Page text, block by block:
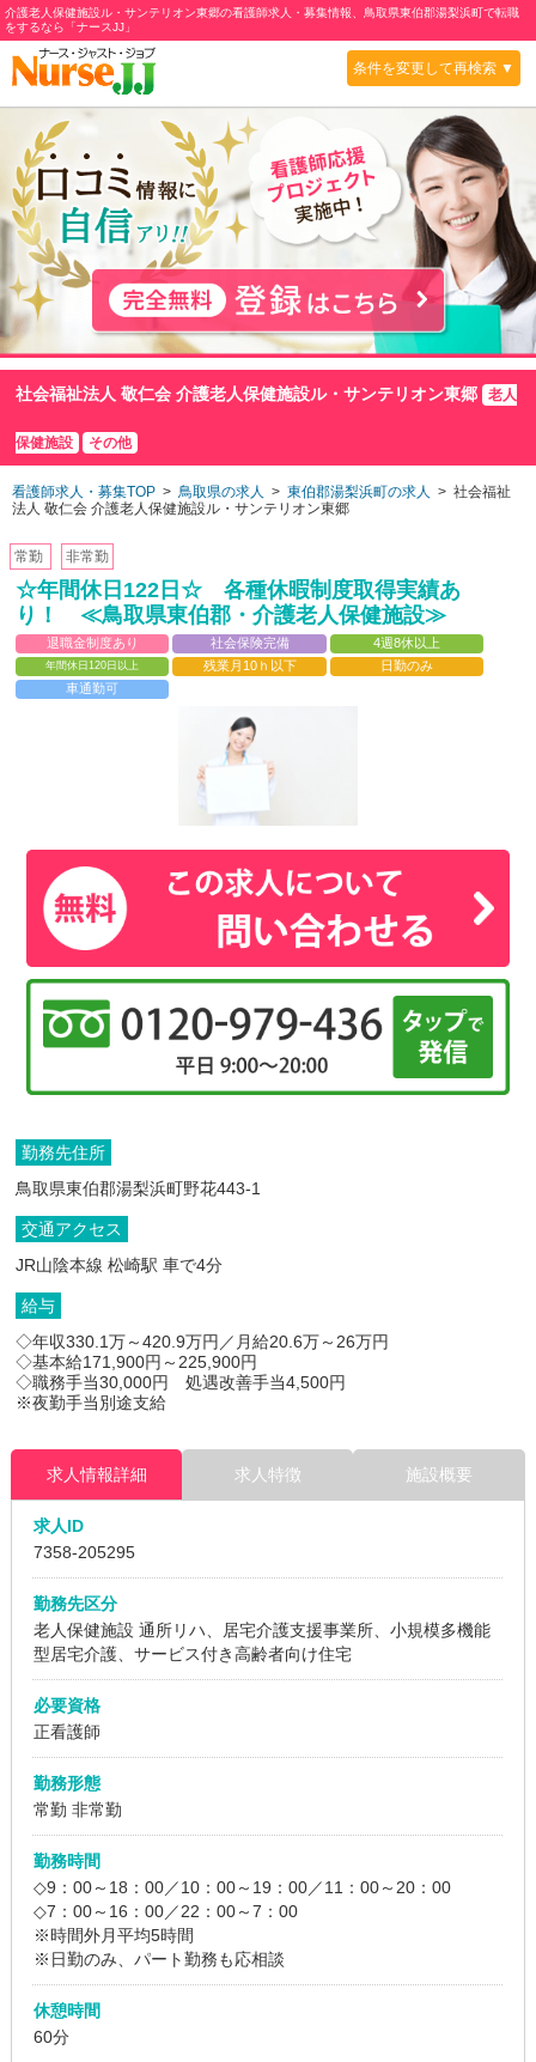
介護老人保健施設ル・サンテリオン東郷の看護師求人・募集情報、鳥取県東伯郡湯梨浜町で転職
をするなら「ナースJJ」
条件を変更して再検索 ▼
社会福祉法人 敬仁会 介護老人保健施設ル・サンテリオン東郷 老人
保健施設 その他
看護師求人・募集TOP > 鳥取県の求人 > 東伯郡湯梨浜町の求人 > 社会福祉
法人 敬仁会 介護老人保健施設ル・サンテリオン東郷
常勤 非常勤
☆年間休日122日☆ 各種休暇制度取得実績あ
り！ ≪鳥取県東伯郡・介護老人保健施設≫
退職金制度あり 社会保険完備 4週8休以上
年間休日120日以上 残業月10ｈ以下
日勤のみ
車通勤可
勤務先住所
鳥取県東伯郡湯梨浜町野花443-1
交通アクセス
JR山陰本線 松崎駅 車で4分
給与
◇年収330.1万～420.9万円／月給20.6万～26万円
◇基本給171,900円～225,900円
◇職務手当30,000円 処遇改善手当4,500円
※夜勤手当別途支給
求人情報詳細 求人特徴 施設概要
求人ID
7358-205295
勤務先区分
老人保健施設 通所リハ、居宅介護支援事業所、小規模多機能
型居宅介護、サービス付き高齢者向け住宅
必要資格
正看護師
勤務形態
常勤 非常勤
勤務時間
◇9：00～18：00／10：00～19：00／11：00～20：00
◇7：00～16：00／22：00～7：00
※時間外月平均5時間
※日勤のみ、パート勤務も応相談
休憩時間
60分